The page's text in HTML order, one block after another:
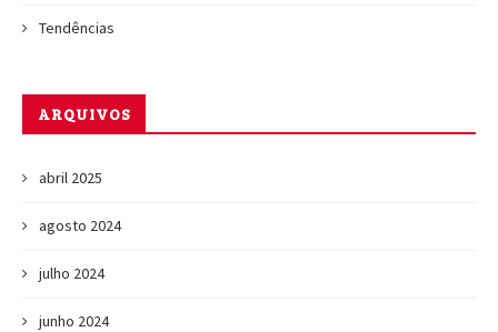
Tendências
ARQUIVOS
abril 2025
agosto 2024
julho 2024
junho 2024